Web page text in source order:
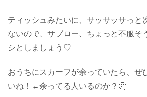
ティッシュみたいに、サッサッサっと
ないので、サブロー、ちょっと不服そ
シとしましょう♡
おうちにスカーフが余っていたら、ぜ
いね！←余ってる人いるのか？🤔